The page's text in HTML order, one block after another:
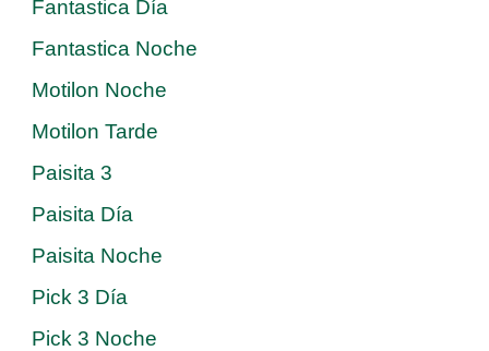
Fantastica Día
Fantastica Noche
Motilon Noche
Motilon Tarde
Paisita 3
Paisita Día
Paisita Noche
Pick 3 Día
Pick 3 Noche